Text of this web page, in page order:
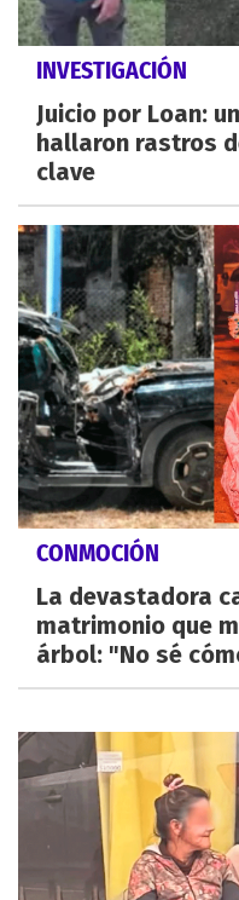
INVESTIGACIÓN
Juicio por Loan:
hallaron rastros
clave
CONMOCIÓN
La devastadora
matrimonio que
árbol: "No sé